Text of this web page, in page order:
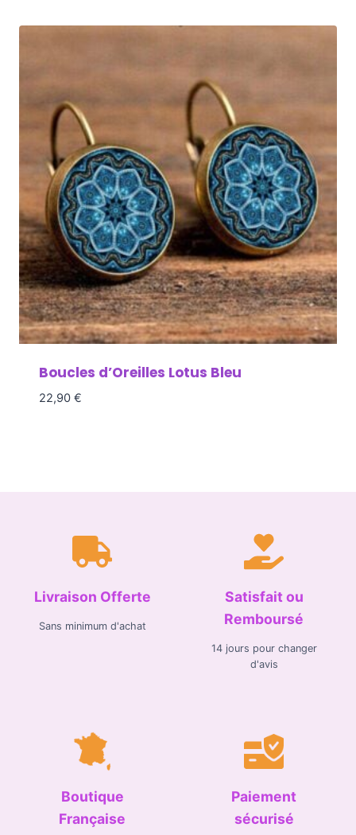
Boucles d’Oreilles Lotus Bleu
22,90 €
Livraison Offerte
Sans minimum d'achat
Satisfait ou
Remboursé
14 jours pour changer
d'avis
Boutique
Française
Paiement
sécurisé